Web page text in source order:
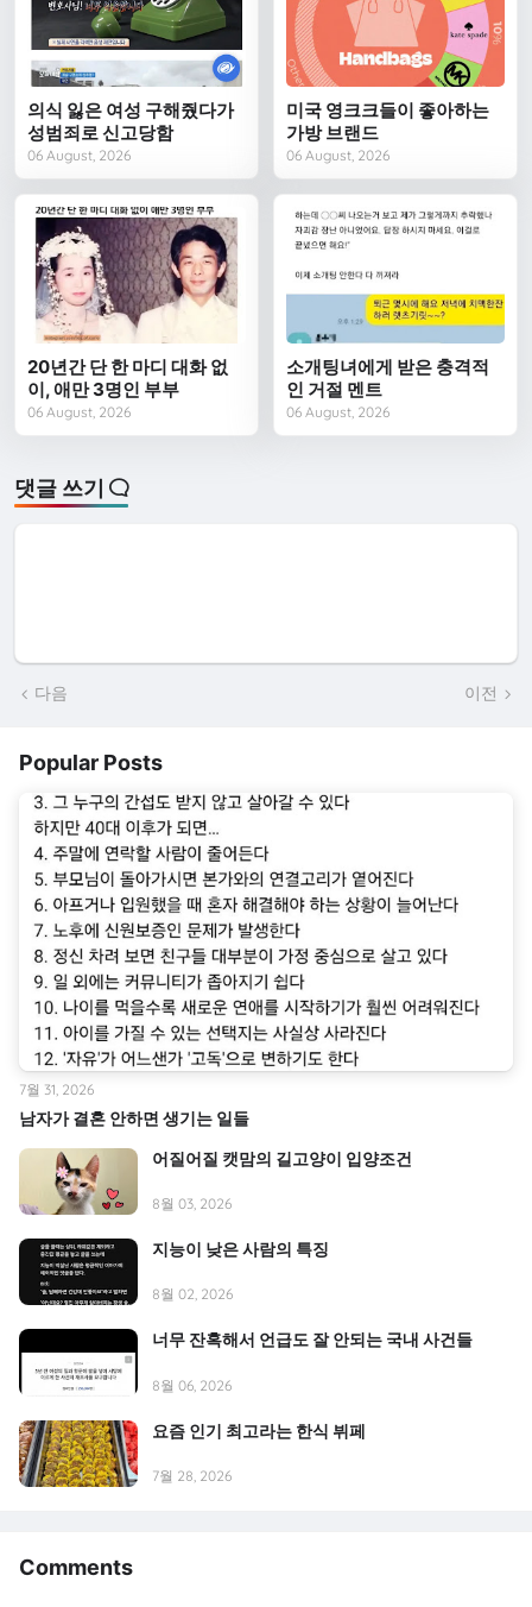
의식 잃은 여성 구해줬다가
성범죄로 신고당함
06 August, 2026
미국 영크크들이 좋아하는
가방 브랜드
06 August, 2026
20년간 단 한 마디 대화 없
이, 애만 3명인 부부
06 August, 2026
소개팅녀에게 받은 충격적
인 거절 멘트
06 August, 2026
댓글 쓰기
다음 이전
Popular Posts
남자가 결혼 안하면 생기는 일들
7월 31, 2026
어질어질 캣맘의 길고양이 입양조건
8월 03, 2026
지능이 낮은 사람의 특징
8월 02, 2026
너무 잔혹해서 언급도 잘 안되는 국내 사건들
8월 06, 2026
요즘 인기 최고라는 한식 뷔페
7월 28, 2026
Comments